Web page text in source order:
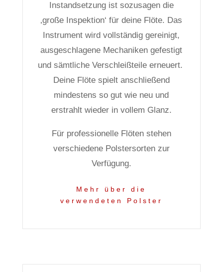
Instandsetzung ist sozusagen die
‚große Inspektion‘ für deine Flöte. Das
Instrument wird vollständig gereinigt,
ausgeschlagene Mechaniken gefestigt
und sämtliche Verschleißteile erneuert.
Deine Flöte spielt anschließend
mindestens so gut wie neu und
erstrahlt wieder in vollem Glanz.
Für professionelle Flöten stehen
verschiedene Polstersorten zur
Verfügung.
Mehr über die
verwendeten Polster